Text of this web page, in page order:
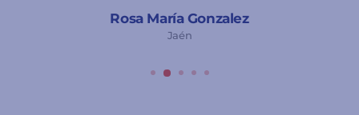
Rosa María Gonzalez
Jaén